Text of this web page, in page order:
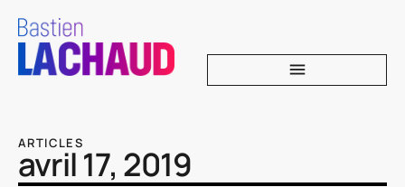
ARTICLES
avril 17, 2019